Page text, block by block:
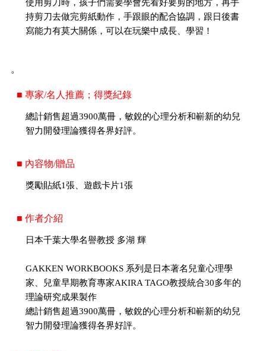
使用剪刀時，孩子們需要學會先看好要剪的地方，再手
持剪刀去做完剪紙動作，手跟眼的配合協調，跟日後書
寫能力有莫大關係，可以在玩樂中成長、學習！
。
■ 專家/名人推薦；得獎紀錄
總計銷售超過3900萬冊，敏銳的心理分析和嶄新的幼兒
智力開發理論獲得各界好評。
■ 內容物/贈品
獎勵貼紙1張、遊戲卡片1張
■ 作者介紹
日本千葉大學名譽教授 多湖 輝
GAKKEN WORKBOOKS 系列是日本著名兒童心理學
家、兒童早期教育專家AKIRA TAGO教授統合30多年的
理論研究成果製作
總計銷售超過3900萬冊，敏銳的心理分析和嶄新的幼兒
智力開發理論獲得各界好評。